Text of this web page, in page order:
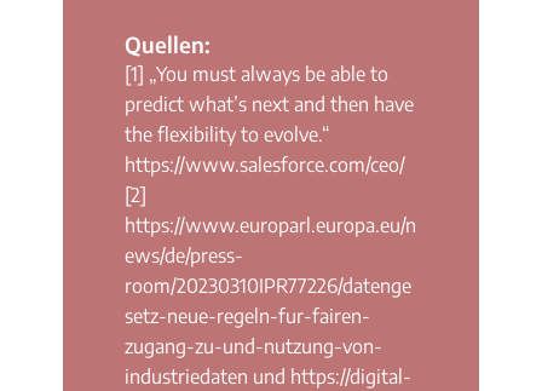
Quellen:
[1] „You must always be able to
predict what’s next and then have
the flexibility to evolve.“
https://www.salesforce.com/ceo/
[2]
https://www.europarl.europa.eu/n
ews/de/press-
room/20230310IPR77226/datenge
setz-neue-regeln-fur-fairen-
zugang-zu-und-nutzung-von-
industriedaten und https://digital-